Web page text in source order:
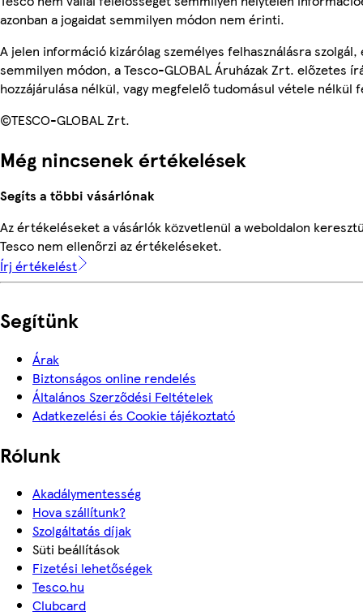
azonban a jogaidat semmilyen módon nem érinti.
A jelen információ kizárólag személyes felhasználásra
semmilyen módon, a Tesco-GLOBAL Áruházak Zrt. előzetes
hozzájárulása nélkül, vagy megfelelő tudomásul vétele nélkül
©TESCO-GLOBAL Zrt.
Még nincsenek értékelések
Segíts a többi vásárlónak
Az értékeléseket a vásárlók közvetlenül a weboldalon
Tesco nem ellenőrzi az értékeléseket.
Írj értékelést
Segítünk
Árak
Biztonságos online rendelés
Általános Szerződési Feltételek
Adatkezelési és Cookie tájékoztató
Rólunk
Akadálymentesség
Hova szállítunk?
Szolgáltatás díjak
Süti beállítások
Fizetési lehetőségek
Tesco.hu
Clubcard